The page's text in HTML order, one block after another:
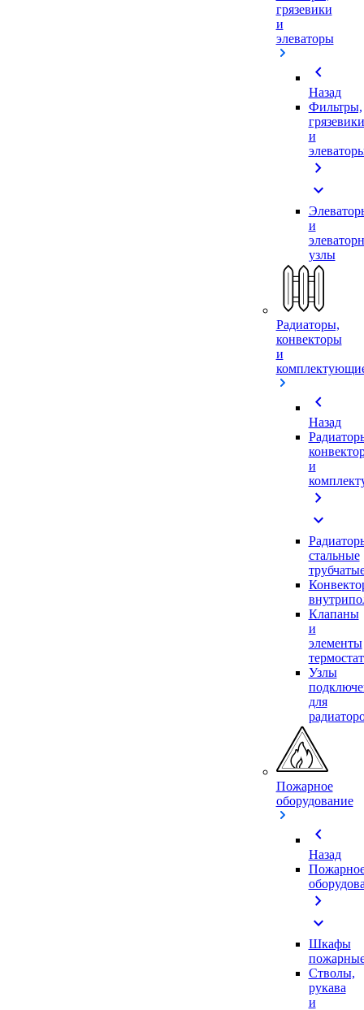
грязевики
и
элеваторы
chevron_left
Назад
Фильтры,
грязевики
и
chevron_right
expand_more
и
узлы
Радиаторы,
конвекторы
и
chevron_left
Назад
и
chevron_right
expand_more
стальные
Клапаны
и
элементы
Узлы
для
Пожарное
оборудование
chevron_left
Назад
chevron_right
expand_more
Шкафы
Стволы,
рукава
и